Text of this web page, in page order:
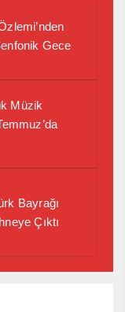
Gece
Müzik
Çıktı